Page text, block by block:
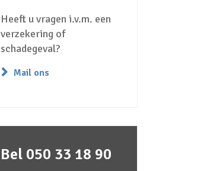
Heeft u vragen i.v.m. een
verzekering of
schadegeval?
Mail ons
Bel 050 33 18 90